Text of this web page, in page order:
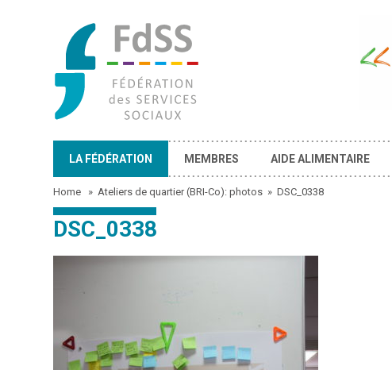
LA FÉDÉRATION MEMBRES AIDE ALIMENTAIRE
Home »Ateliers de quartier (BRI-Co): photos »DSC_0338
DSC_0338